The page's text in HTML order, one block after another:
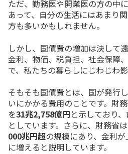
ただ、勤務医や開業医の方の中
あって、自分の生活にはあまり
方も多いかもしれません。
しかし、国債費の増加は決して
金利、物価、税負担、社会保障
で、私たちの暮らしにじわじわ
そもそも国債費とは、国が発行
いにかかる費用のことです。財
を31兆2,758億円と示しており
としています。さらに、財務省
000兆円超の規模にあり、金利
に増えると説明しています。